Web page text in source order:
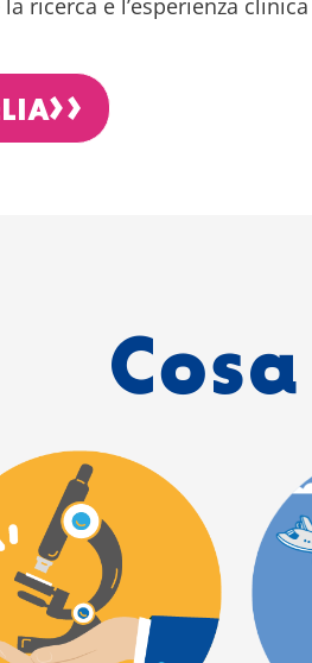
ricerca e l’esperienza clinica